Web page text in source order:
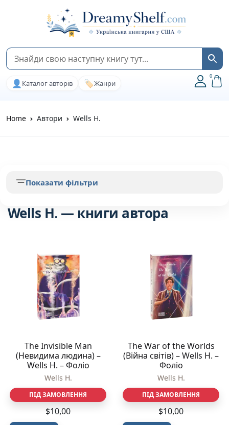
👤 Каталог авторів 🏷️Жанри
0
Home Автори Wells H.
Wells H. — книги автора
The Invisible Man
(Невидима людина) –
Wells H. – Фоліо
Wells H.
ПІД ЗАМОВЛЕННЯ
$10,00
The War of the Worlds
(Війна світів) – Wells H. –
Фоліо
Wells H.
ПІД ЗАМОВЛЕННЯ
$10,00
Показати фільтри